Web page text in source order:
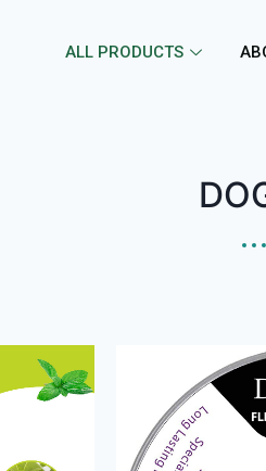
ALL PRODUCTS